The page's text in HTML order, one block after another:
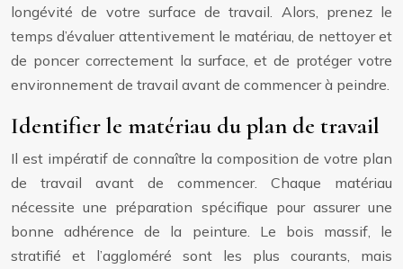
longévité de votre surface de travail. Alors, prenez le
temps d’évaluer attentivement le matériau, de nettoyer et
de poncer correctement la surface, et de protéger votre
environnement de travail avant de commencer à peindre.
Identifier le matériau du plan de travail
Il est impératif de connaître la composition de votre plan
de travail avant de commencer. Chaque matériau
nécessite une préparation spécifique pour assurer une
bonne adhérence de la peinture. Le bois massif, le
stratifié et l’aggloméré sont les plus courants, mais